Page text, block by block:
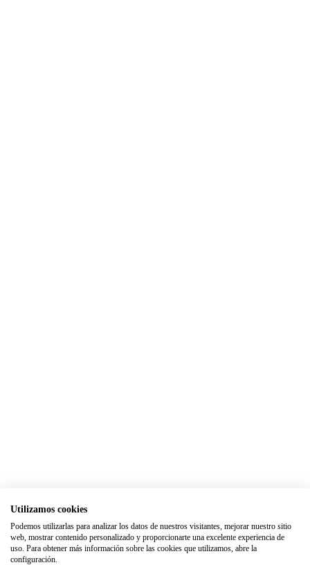
Utilizamos cookies
Podemos utilizarlas para analizar los datos de nuestros visitantes, mejorar nuestro sitio
web, mostrar contenido personalizado y proporcionarte una excelente experiencia de
uso. Para obtener más información sobre las cookies que utilizamos, abre la
configuración.